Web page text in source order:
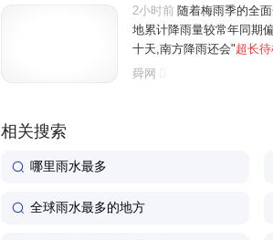
2小时前 随着梅雨季的全
地累计降雨量较常年同期
十天,南方降雨还会"超长
到江南中南部一带。刚刚
舜网
相关搜索
哪里雨水最多
全球雨水最多的地方